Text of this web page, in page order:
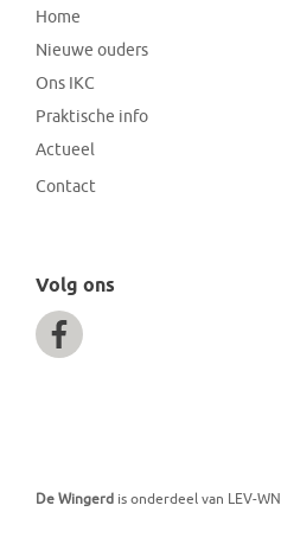
Home
Nieuwe ouders
Ons IKC
Praktische info
Actueel
Contact
Volg ons
De Wingerd is onderdeel van LEV-WN